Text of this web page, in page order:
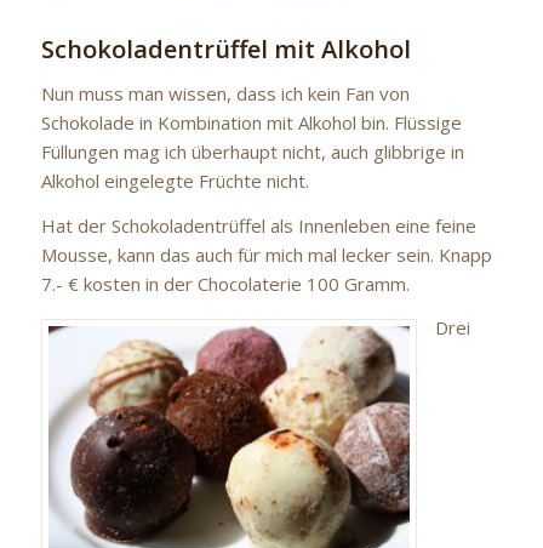
Schokoladentrüffel mit Alkohol
Nun muss man wissen, dass ich kein Fan von
Schokolade in Kombination mit Alkohol bin. Flüssige
Füllungen mag ich überhaupt nicht, auch glibbrige in
Alkohol eingelegte Früchte nicht.
Hat der Schokoladentrüffel als Innenleben eine feine
Mousse, kann das auch für mich mal lecker sein. Knapp
7.- € kosten in der Chocolaterie 100 Gramm.
Drei